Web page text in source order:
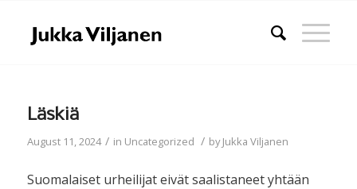
Läskiä
August 11, 2024 / in Uncategorized / byJukka Viljanen
Suomalaiset urheilijat eivät saalistaneet yhtään